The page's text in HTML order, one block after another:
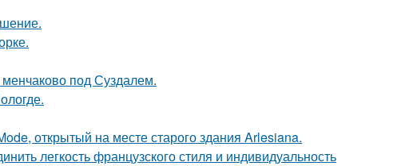
под Суздалем.
открытый на месте старого здания Arlesiana.
легкость французского стиля и индивидуальность